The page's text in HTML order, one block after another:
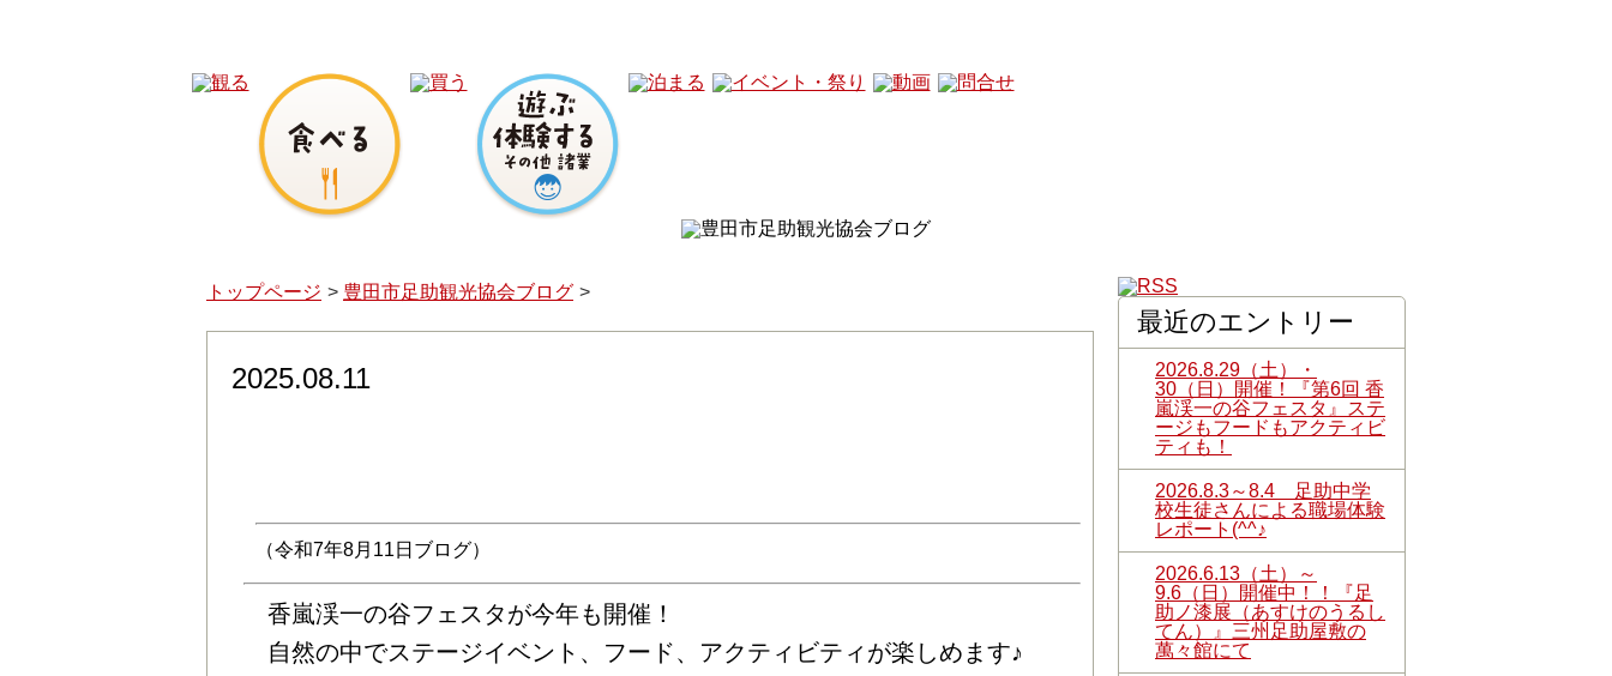
トップページ 豊田市足助観光協会ブログ
2025.08.11
（令和7年8月11日ブログ）
香嵐渓一の谷フェスタが今年も開催！
自然の中でステージイベント、フード、アクティビティが楽しめます♪
最近のエントリー
2026.8.29（土）・
30（日）開催！『第6回 香
嵐渓一の谷フェスタ』ステ
ージもフードもアクティビ
ティも！
2026.8.3～8.4 足助中学
校生徒さんによる職場体験
レポート(^^♪
2026.6.13（土）～
9.6（日）開催中！！『足
助ノ漆展（あすけのうるし
てん）』三州足助屋敷の
萬々館にて